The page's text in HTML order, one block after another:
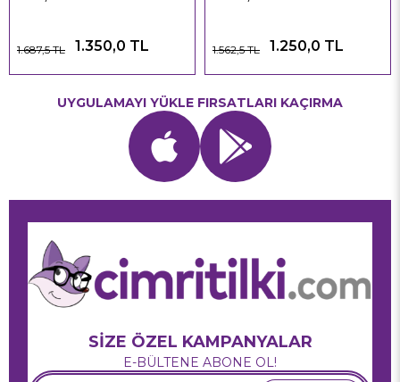
1.350,0 TL
1.687,5 TL 1.250,0 TL
1.562,5 TL
UYGULAMAYI YÜKLE FIRSATLARI KAÇIRMA
SİZE ÖZEL KAMPANYALAR
E-BÜLTENE ABONE OL!